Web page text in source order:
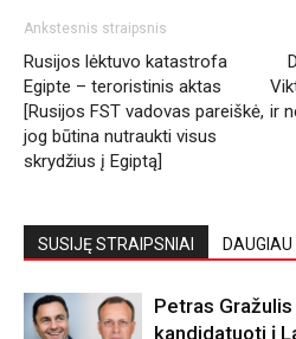
Ankstesnis straipsnis
Rusijos lėktuvo katastrofa
Egipte – teroristinis aktas
[Rusijos FST vadovas pareiškė,
jog būtina nutraukti visus
skrydžius į Egiptą]
ir
SUSIJĘ STRAIPSNIAI
Petras
kandidatuoti į